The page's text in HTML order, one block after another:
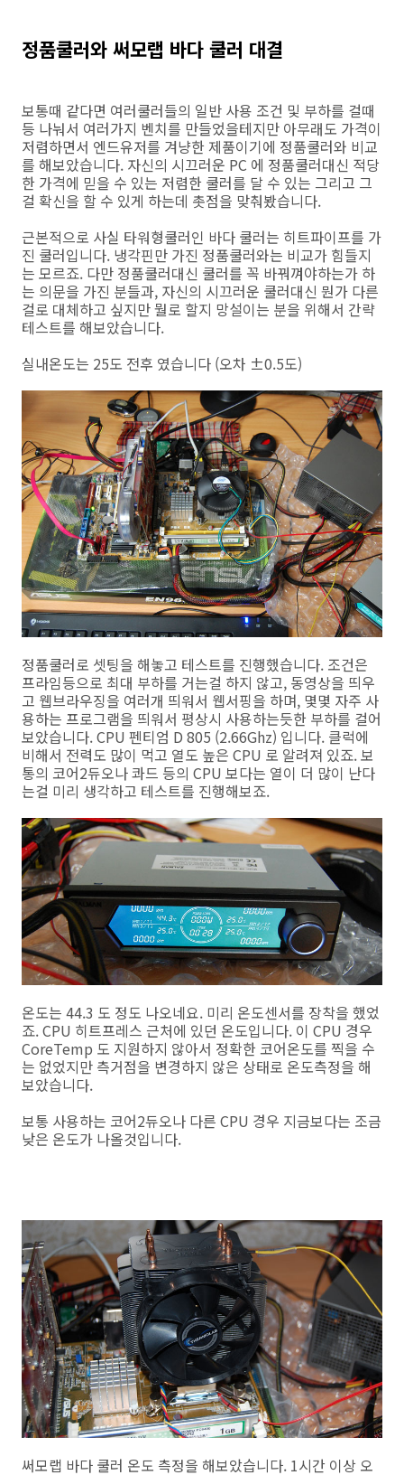
정품쿨러와 써모랩 바다 쿨러 대결
보통때 같다면 여러쿨러들의 일반 사용 조건 및 부하를 걸때
등 나눠서 여러가지 벤치를 만들었을테지만 아무래도 가격이
저렴하면서 엔드유저를 겨냥한 제품이기에 정품쿨러와 비교
를 해보았습니다. 자신의 시끄러운 PC 에 정품쿨러대신 적당
한 가격에 믿을 수 있는 저렴한 쿨러를 달 수 있는 그리고 그
걸 확신을 할 수 있게 하는데 촛점을 맞춰봤습니다.
근본적으로 사실 타워형쿨러인 바다 쿨러는 히트파이프를 가
진 쿨러입니다. 냉각핀만 가진 정품쿨러와는 비교가 힘들지
는 모르죠. 다만 정품쿨러대신 쿨러를 꼭 바꿔껴야하는가 하
는 의문을 가진 분들과, 자신의 시끄러운 쿨러대신 뭔가 다른
걸로 대체하고 싶지만 뭘로 할지 망설이는 분을 위해서 간략
테스트를 해보았습니다.
실내온도는 25도 전후 였습니다 (오차 ±0.5도)
정품쿨러로 셋팅을 해놓고 테스트를 진행했습니다. 조건은
프라임등으로 최대 부하를 거는걸 하지 않고, 동영상을 띄우
고 웹브라우징을 여러개 띄워서 웹서핑을 하며, 몇몇 자주 사
용하는 프로그램을 띄워서 평상시 사용하는듯한 부하를 걸어
보았습니다. CPU 펜티엄 D 805 (2.66Ghz) 입니다. 클럭에
비해서 전력도 많이 먹고 열도 높은 CPU 로 알려져 있죠. 보
통의 코어2듀오나 콰드 등의 CPU 보다는 열이 더 많이 난다
는걸 미리 생각하고 테스트를 진행해보죠.
온도는 44.3 도 정도 나오네요. 미리 온도센서를 장착을 했었
죠. CPU 히트프레스 근처에 있던 온도입니다. 이 CPU 경우
CoreTemp 도 지원하지 않아서 정확한 코어온도를 찍을 수
는 없었지만 측거점을 변경하지 않은 상태로 온도측정을 해
보았습니다.
보통 사용하는 코어2듀오나 다른 CPU 경우 지금보다는 조금
낮은 온도가 나올것입니다.
써모랩 바다 쿨러 온도 측정을 해보았습니다. 1시간 이상 오